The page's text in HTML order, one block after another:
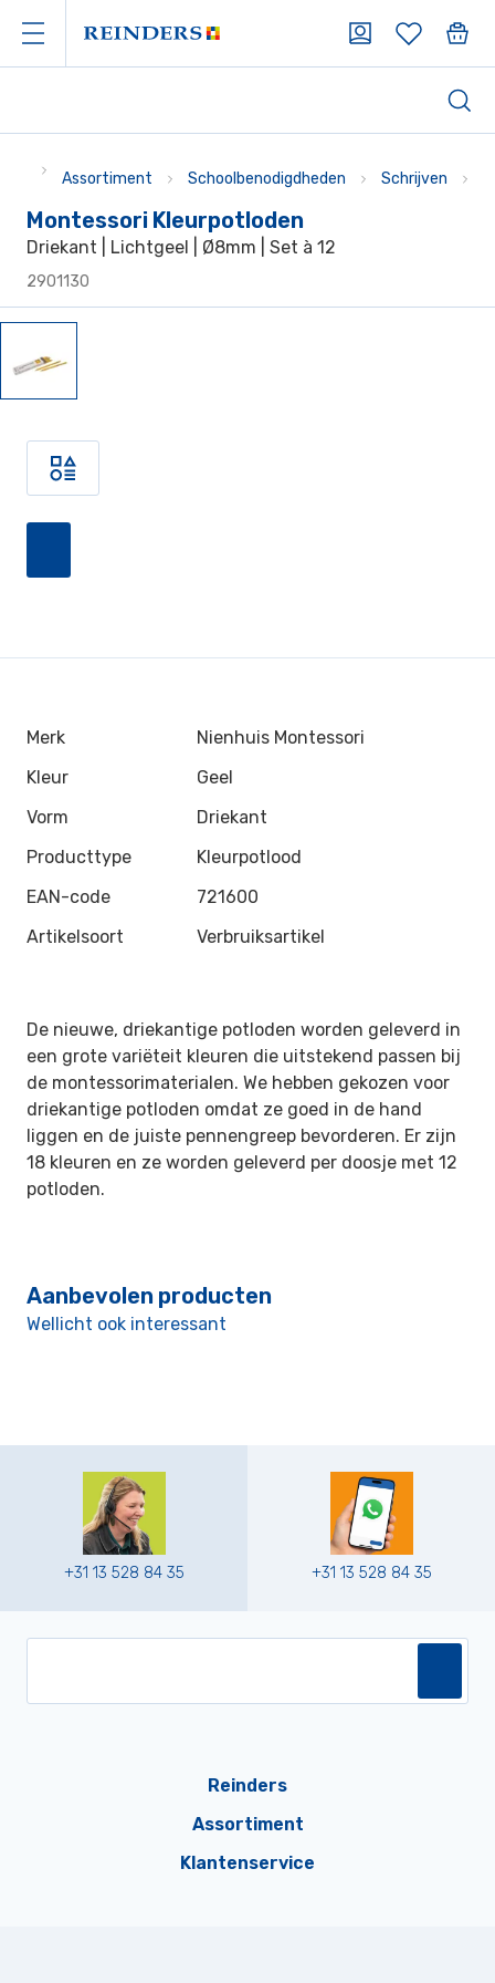
Assortiment Schoolbenodigdheden Schrijven
Montessori Kleurpotloden
Driekant | Lichtgeel | Ø8mm | Set à 12
2901130
Merk
Nienhuis Montessori
Kleur
Geel
Vorm
Driekant
Producttype
Kleurpotlood
EAN-code
721600
Artikelsoort
Verbruiksartikel
De nieuwe, driekantige potloden worden geleverd in
een grote variëteit kleuren die uitstekend passen bij
de montessorimaterialen. We hebben gekozen voor
driekantige potloden omdat ze goed in de hand
liggen en de juiste pennengreep bevorderen. Er zijn
18 kleuren en ze worden geleverd per doosje met 12
potloden.
Aanbevolen producten
Wellicht ook interessant
+31 13 528 84 35 +31 13 528 84 35
Reinders
Assortiment
Klantenservice